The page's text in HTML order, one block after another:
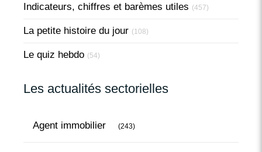
Indicateurs, chiffres et barèmes utiles (457)
La petite histoire du jour (108)
Le quiz hebdo (54)
Les actualités sectorielles
Agent immobilier (243)